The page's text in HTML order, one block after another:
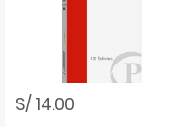
S/ 14.00